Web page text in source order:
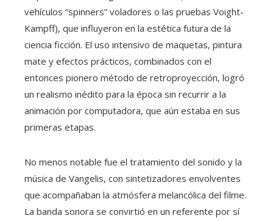
vehículos “spinners” voladores o las pruebas Voight-
Kampff), que influyeron en la estética futura de la
ciencia ficción. El uso intensivo de maquetas, pintura
mate y efectos prácticos, combinados con el
entonces pionero método de retroproyección, logró
un realismo inédito para la época sin recurrir a la
animación por computadora, que aún estaba en sus
primeras etapas.
No menos notable fue el tratamiento del sonido y la
música de Vangelis, con sintetizadores envolventes
que acompañaban la atmósfera melancólica del filme.
La banda sonora se convirtió en un referente por sí